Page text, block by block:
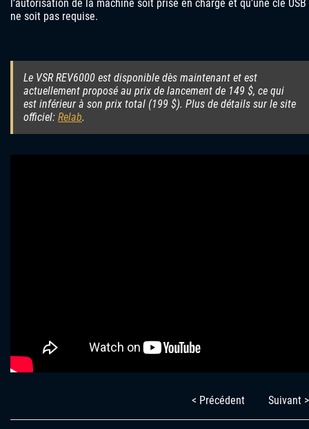
l’autorisation de la machine soit prise en charge et qu’une clé USB
ne soit pas requise.
Le VSR REV6000 est disponible dès maintenant et est
actuellement proposé au prix de lancement de 149 $, ce qui
est inférieur à son prix total (199 $). Plus de détails sur le site
officiel: Relab.
< Précédent Suivant >